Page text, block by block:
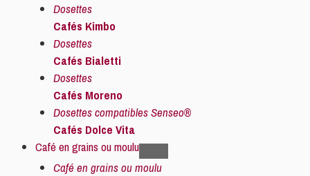
Dosettes
Cafés Kimbo
Dosettes
Cafés Bialetti
Dosettes
Cafés Moreno
Dosettes compatibles Senseo®
Cafés Dolce Vita
Café en grains ou moulu
Café en grains ou moulu